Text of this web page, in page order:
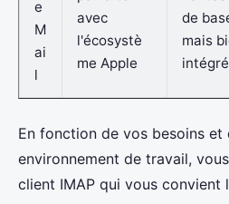
e
M
ai
l
avec
l'écosystè
me Apple
de
mais
En fonction de vos besoins et
environnement de travail,
client IMAP qui vous convient